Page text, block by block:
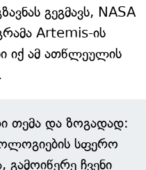
გეგმავს, NASA
Artemis-ის
იქ ამ ათწლეულის
თემა და ზოგადად:
სფერო
გამოიწერე ჩვენი